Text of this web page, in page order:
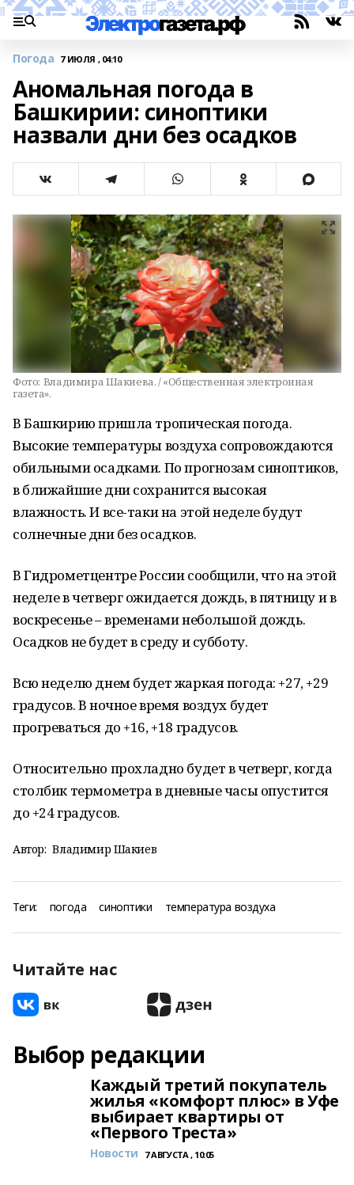
Погода 7 ИЮЛЯ , 04:10
Аномальная погода в
Башкирии: синоптики
назвали дни без осадков
Фото: Владимира Шакиева. / «Общественная электронная
газета».
В Башкирию пришла тропическая погода.
Высокие температуры воздуха сопровождаются
обильными осадками. По прогнозам синоптиков,
в ближайшие дни сохранится высокая
влажность. И все-таки на этой неделе будут
солнечные дни без осадков.
В Гидрометцентре России сообщили, что на этой
неделе в четверг ожидается дождь, в пятницу и в
воскресенье – временами небольшой дождь.
Осадков не будет в среду и субботу.
Всю неделю днем будет жаркая погода: +27, +29
градусов. В ночное время воздух будет
прогреваться до +16, +18 градусов.
Относительно прохладно будет в четверг, когда
столбик термометра в дневные часы опустится
до +24 градусов.
Автор: Владимир Шакиев
Теги: погода синоптики температура воздуха
Читайте нас
Выбор редакции
Каждый третий покупатель
жилья «комфорт плюс» в Уфе
выбирает квартиры от
«Первого Треста»
Новости 7 АВГУСТА , 10:05